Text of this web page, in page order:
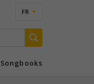
FR
Songbooks